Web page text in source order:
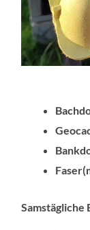
Samstägliche